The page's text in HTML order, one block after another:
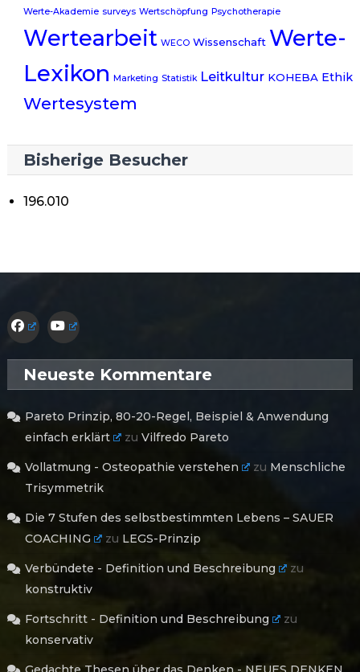
Werte-Akademie surveys Wertschöpfung Psychotherapie
Wertearbeit WECO Wissenschaft Werte-
Lexikon
Marketing Statistik Leitkultur KOHEBA Ethik
Wertesystem
Bisherige Besucher
196.010
Neueste Kommentare
Pareto Prinzip, 80-20-Regel, Beispiel & Anwendung
einfach erklärt
zuVilfredo Pareto
Vollatmung - Osteopathie verstehen zu Menschliche
Trisymmetrik
Die 7 Stufen des selbstbestimmten Lebens – SAUER
COACHING
zu LEGS-Prinzip
Verbündete - Definition und Beschreibung
zu
konstruktiv
Fortschritt - Definition und Beschreibung
zu
konservativ